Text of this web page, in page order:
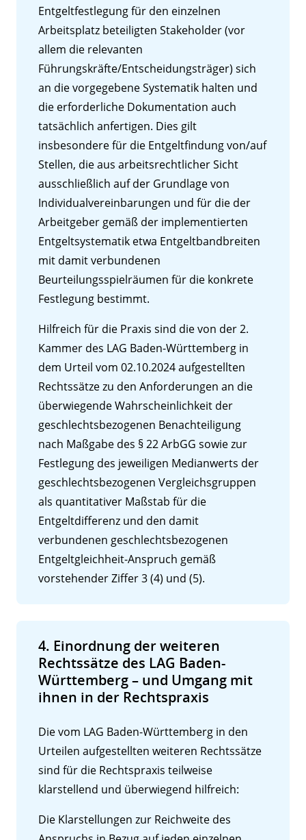
Entgeltfestlegung für den einzelnen
Arbeitsplatz beteiligten Stakeholder (vor
allem die relevanten
Führungskräfte/Entscheidungsträger) sich
an die vorgegebene Systematik halten und
die erforderliche Dokumentation auch
tatsächlich anfertigen. Dies gilt
insbesondere für die Entgeltfindung von/auf
Stellen, die aus arbeitsrechtlicher Sicht
ausschließlich auf der Grundlage von
Individualvereinbarungen und für die der
Arbeitgeber gemäß der implementierten
Entgeltsystematik etwa Entgeltbandbreiten
mit damit verbundenen
Beurteilungsspielräumen für die konkrete
Festlegung bestimmt.
Hilfreich für die Praxis sind die von der 2.
Kammer des LAG Baden-Württemberg in
dem Urteil vom 02.10.2024 aufgestellten
Rechtssätze zu den Anforderungen an die
überwiegende Wahrscheinlichkeit der
geschlechtsbezogenen Benachteiligung
nach Maßgabe des § 22 ArbGG sowie zur
Festlegung des jeweiligen Medianwerts der
geschlechtsbezogenen Vergleichsgruppen
als quantitativer Maßstab für die
Entgeltdifferenz und den damit
verbundenen geschlechtsbezogenen
Entgeltgleichheit-Anspruch gemäß
vorstehender Ziffer 3 (4) und (5).
4. Einordnung der weiteren
Rechtssätze des LAG Baden-
Württemberg – und Umgang mit
ihnen in der Rechtspraxis
Die vom LAG Baden-Württemberg in den
Urteilen aufgestellten weiteren Rechtssätze
sind für die Rechtspraxis teilweise
klarstellend und überwiegend hilfreich:
Die Klarstellungen zur Reichweite des